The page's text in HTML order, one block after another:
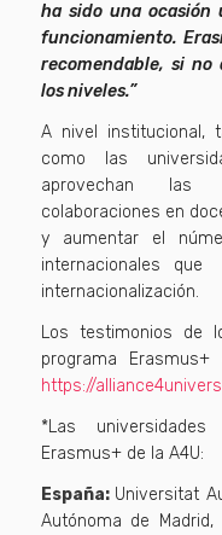
ha sido una ocasión
funcionamiento.
recomendable, si
los niveles.”
A nivel institucional,
como las
aprovechan las
colaboraciones en
y aumentar el
internacionales
internacionalización.
Los testimonios de
programa
https://
*Las
Erasmus+ de la A4U:
España: Universitat
Autónoma de